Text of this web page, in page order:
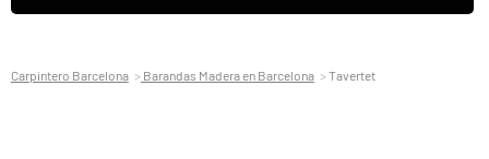
Carpintero Barcelona Barandas Madera en Barcelona Tavertet